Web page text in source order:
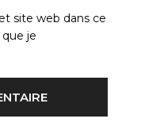
site web dans ce
je